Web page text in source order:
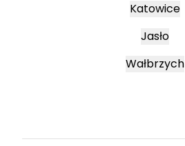
Katowice
Jasło
Wałbrzych